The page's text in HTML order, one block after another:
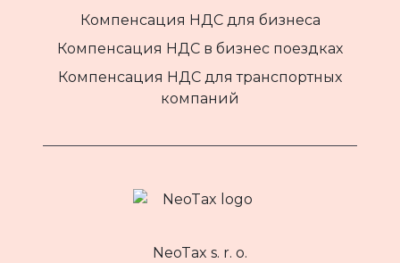
Компенсация НДС для бизнеса
Компенсация НДС в бизнес поездках
Компенсация НДС для транспортных
компаний
NeoTax s. r. o.